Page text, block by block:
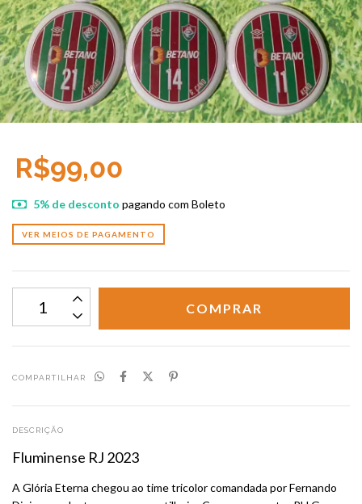
R$99,00
5% de desconto pagando com Boleto
VER MEIOS DE PAGAMENTO
COMPARTILHAR
DESCRIÇÃO
Fluminense RJ 2023
A Glória Eterna chegou ao time tricolor comandada por Fernando